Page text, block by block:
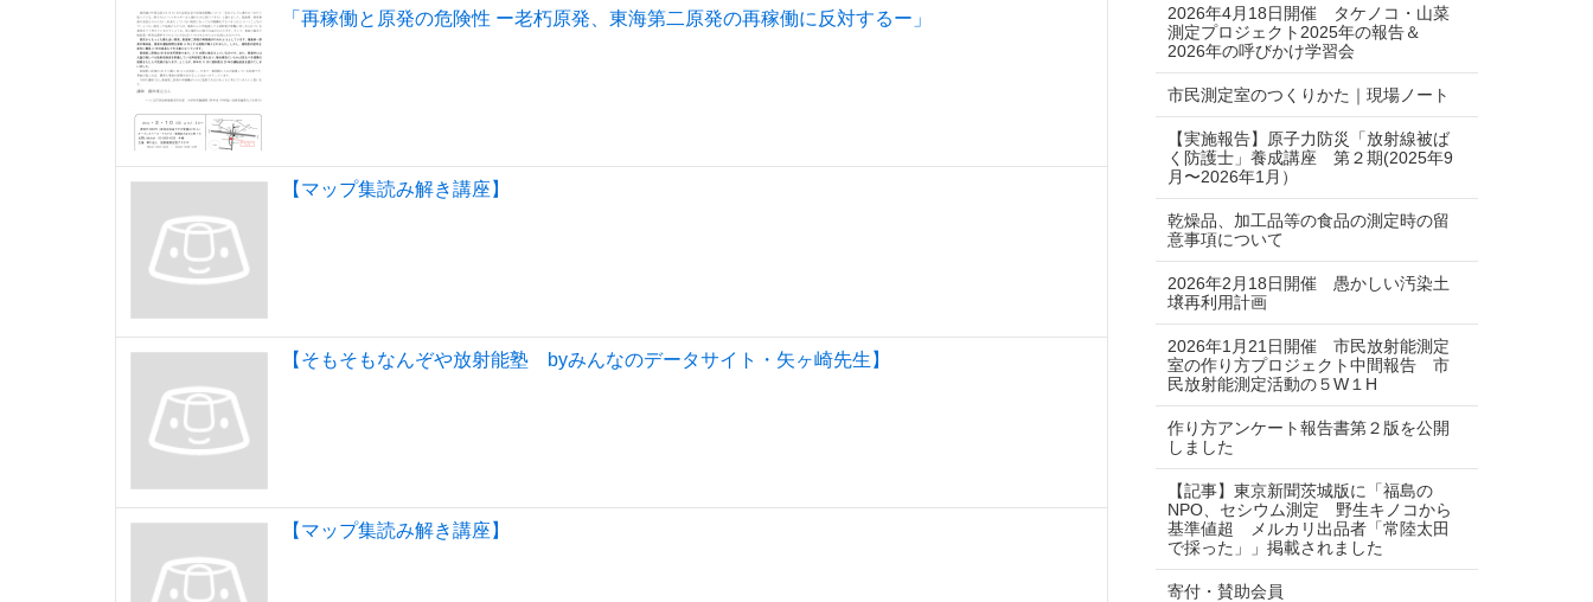
「再稼働と原発の危険性 ー老朽原発、東海第二原発の再稼働に反対するー」
【マップ集読み解き講座】
【そもそもなんぞや放射能塾 byみんなのデータサイト・矢ヶ崎先生】
【マップ集読み解き講座】
2026年4月18日開催 タケノコ・山菜
測定プロジェクト2025年の報告＆
2026年の呼びかけ学習会
市民測定室のつくりかた｜現場ノート
【実施報告】原子力防災「放射線被ば
く防護士」養成講座 第２期(2025年9
月〜2026年1月）
乾燥品、加工品等の食品の測定時の留
意事項について
2026年2月18日開催 愚かしい汚染土
壌再利用計画
2026年1月21日開催 市民放射能測定
室の作り方プロジェクト中間報告 市
民放射能測定活動の５W１H
作り方アンケート報告書第２版を公開
しました
【記事】東京新聞茨城版に「福島の
NPO、セシウム測定 野生キノコから
基準値超 メルカリ出品者「常陸太田
で採った」」掲載されました
寄付・賛助会員